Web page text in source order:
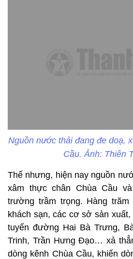
Nguồn nước thải đang đe doạ,
Cầu. Ảnh: Thiên
Thế nhưng, hiện nay nguồn
xâm thực chân Chùa Cầu
trường trầm trọng. Hàng
khách sạn, các cơ sở sản
tuyến đường Hai Bà Trưng,
Trinh, Trần Hưng Đạo… xả
dòng kênh Chùa Cầu, khiến